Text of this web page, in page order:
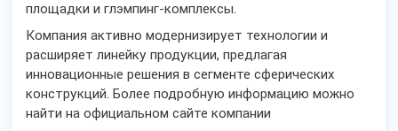
площадки и глэмпинг-комплексы.
Компания активно модернизирует технологии и
расширяет линейку продукции, предлагая
инновационные решения в сегменте сферических
конструкций. Более подробную информацию можно
найти на официальном сайте компании